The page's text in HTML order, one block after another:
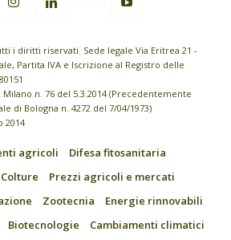
i diritti riservati. Sede legale Via Eritrea 21 -
Partita IVA e Iscrizione al Registro delle
n. 76 del 5.3.2014 (Precedentemente
di Bologna n. 4272 del 7/04/1973)
2014
agricoli
Difesa fitosanitaria
Colture
Prezzi agricoli e mercati
Zootecnia
Energie rinnovabili
Biotecnologie
Cambiamenti climatici